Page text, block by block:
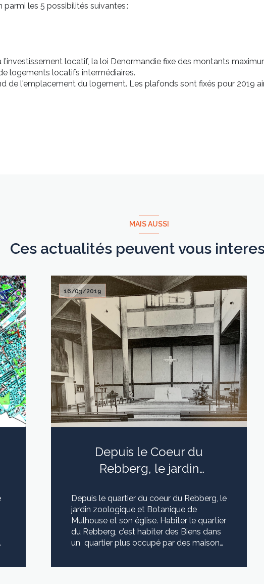
les 5 possibilités suivantes :
locatif, la loi Denormandie fixe des montants
logements locatifs intermédiaires.
de l'emplacement du logement. Les plafonds sont fixés pour 2019
MAIS AUSSI
Ces actualités peuvent vous
16/03/2019
Depuis le Coeur du
Rebberg, le jardin
de Mulhouse et son église
Depuis le quartier du coeur du Rebberg, le
jardin zoologique et Botanique de
Mulhouse et son église. Habiter le quartier
du Rebberg, c’est habiter des Biens dans
un quartier plus occupé par des maisons
cependant quelques immeubles de